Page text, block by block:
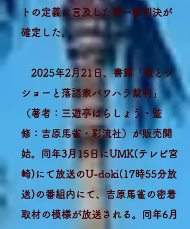
トの定義に言及した第一審判決が
確定した。
2025年2月21日、書籍「俺とシ
ショーと落語家パワハラ裁判」
（著者：三遊亭はらしょう・監
修：吉原馬雀・彩流社）が販売開
始。同年3月15日にUMK(テレビ宮
崎)にて放送のU-doki(17時55分放
送)の番組内にて、吉原馬雀の密着
取材の模様が放送される。
同年6月